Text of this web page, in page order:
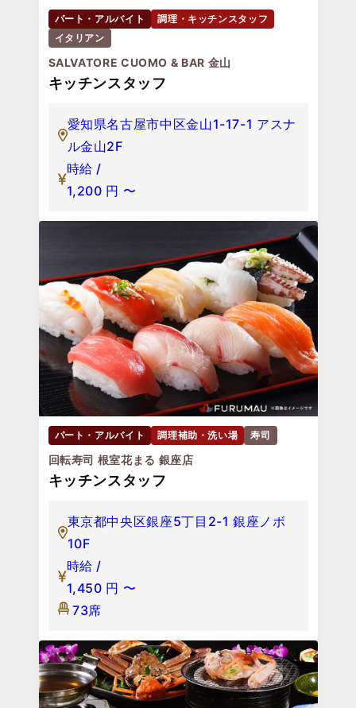
パート・アルバイト
調理・キッチンスタッフ
イタリアン
SALVATORE CUOMO & BAR 金山
キッチンスタッフ
愛知県名古屋市中区金山1-17-1 アスナ
ル金山2F
時給 /
1,200 円 〜
パート・アルバイト 調理補助・洗い場 寿司
回転寿司 根室花まる 銀座店
キッチンスタッフ
東京都中央区銀座5丁目2-1 銀座ノボ
10F
時給 /
1,450 円 〜
73席